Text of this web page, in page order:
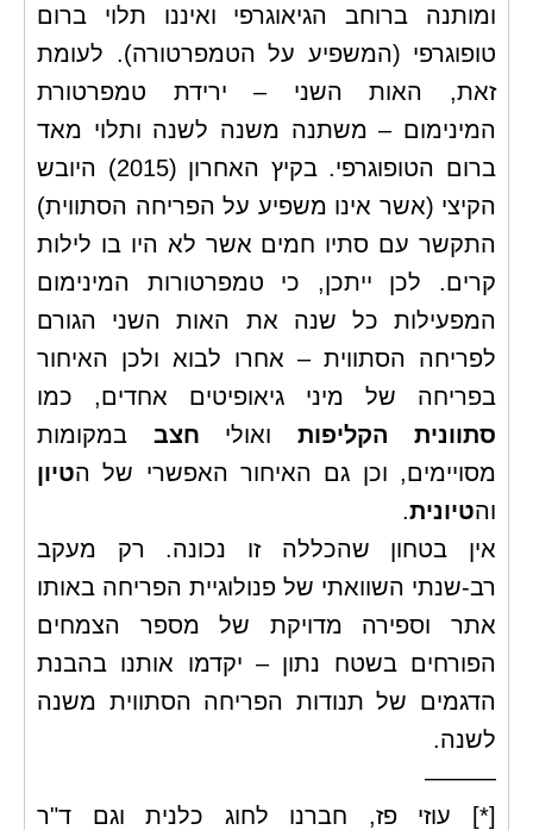
ומותנה ברוחב הגיאוגרפי ואיננו תלוי ברום
טופוגרפי (המשפיע על הטמפרטורה). לעומת
זאת, האות השני – ירידת טמפרטורת
המינימום – משתנה משנה לשנה ותלוי מאד
ברום הטופוגרפי. בקיץ האחרון (2015) היובש
הקיצי (אשר אינו משפיע על הפריחה הסתווית)
התקשר עם סתיו חמים אשר לא היו בו לילות
קרים. לכן ייתכן, כי טמפרטורות המינימום
המפעילות כל שנה את האות השני הגורם
לפריחה הסתווית – אחרו לבוא ולכן האיחור
בפריחה של מיני גיאופיטים אחדים, כמו
סתוונית הקליפות ואולי חצב במקומות
מסויימים, וכן גם האיחור האפשרי של הטיון
והטיונית.
אין בטחון שהכללה זו נכונה. רק מעקב
רב-שנתי השוואתי של פנולוגיית הפריחה באותו
אתר וספירה מדויקת של מספר הצמחים
הפורחים בשטח נתון – יקדמו אותנו בהבנת
הדגמים של תנודות הפריחה הסתווית משנה
לשנה.
———
[*]
עוזי פז, חברנו לחוג כלנית וגם ד"ר